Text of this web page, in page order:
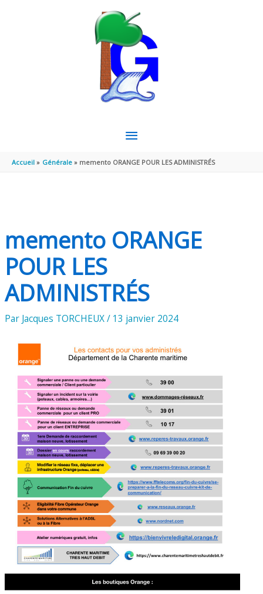
MENU
PRINCIPAL
Accueil Générale memento ORANGE POUR LES ADMINISTRÉS
memento ORANGE
POUR LES
ADMINISTRÉS
Par Jacques TORCHEUX/ 13 janvier 2024